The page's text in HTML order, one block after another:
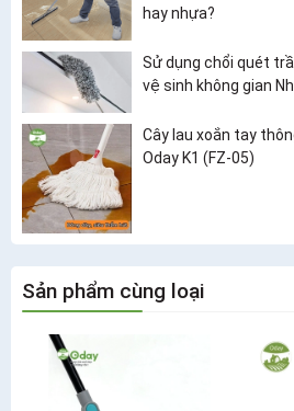
hay nhựa?
Sử dụng chổi quét
vệ sinh không gian
Cây lau xoắn tay
Oday K1 (FZ-05)
Sản phẩm cùng loại